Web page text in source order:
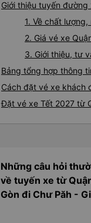
Giới thiệu tuyến
1. Về chất
2. Giá vé xe
3. Giới thiệu, tư
Bảng tổng hợp thông
Cách đặt vé xe khách
Đặt vé xe Tết 2027 từ
Những câu hỏi
về tuyến xe từ
Gòn đi Chư Păh -